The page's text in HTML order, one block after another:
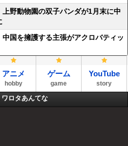
上野動物園の双子パンダが1月末に中
中国を擁護する主張がアクロバティッ
アニメ
hobby
ゲーム
game
YouTube
story
ワロタあんてな